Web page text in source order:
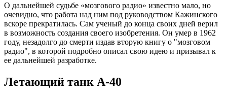
О дальнейшей судьбе «мозгового радио» известно мало, но
очевидно, что работа над ним под руководством Кажинского
вскоре прекратилась. Сам ученый до конца своих дней верил
в возможность создания своего изобретения. Он умер в 1962
году, незадолго до смерти издав вторую книгу о "мозговом
радио", в которой подробно описал свою идею и призывал к
ее дальнейшей разработке.
Летающий танк А-40